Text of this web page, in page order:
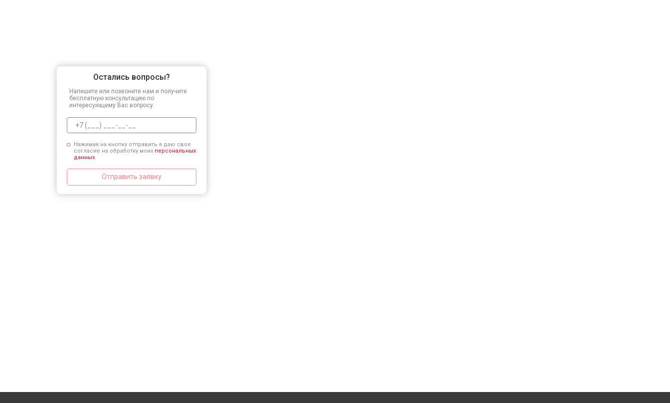
Остались вопросы?
Напишите или позвоните нам и получите
бесплатную консультацию по
интересующему Вас вопросу.
Нажимая на кнопку отправить я даю свое
согласие на обработку моих персональных
данных.
Отправить заявку